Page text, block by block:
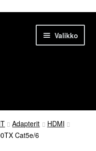
Valikko
Adapterit
HDMI
Cat5e/6